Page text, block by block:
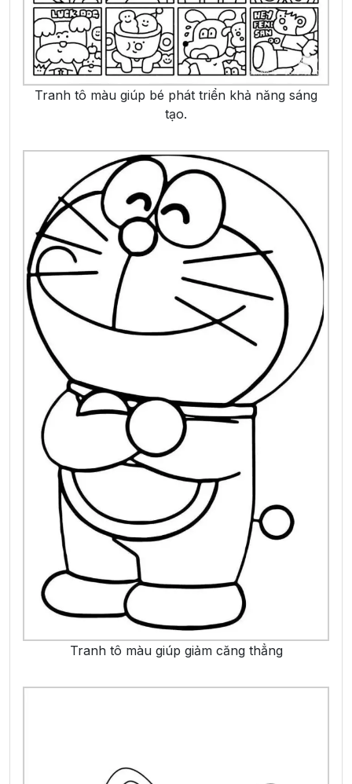
Tranh tô màu giúp bé phát triển khả năng sáng
tạo.
Tranh tô màu giúp giảm căng thẳng